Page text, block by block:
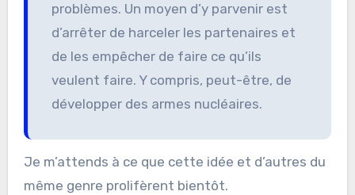
problèmes. Un moyen d’y parvenir est
d’arrêter de harceler les partenaires et
de les empêcher de faire ce qu’ils
veulent faire. Y compris, peut-être, de
développer des armes nucléaires.
Je m’attends à ce que cette idée et d’autres du
même genre prolifèrent bientôt.